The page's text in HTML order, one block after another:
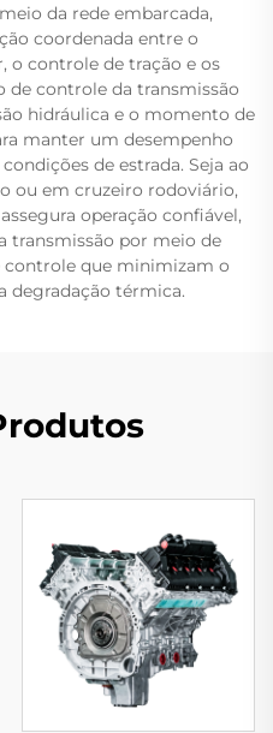
da rede embarcada,
coordenada entre o
controle de tração e os
de controle da transmissão
hidráulica e o momento de
manter um desempenho
de estrada. Seja ao
ou em cruzeiro rodoviário,
operação confiável,
transmissão por meio de
que minimizam o
degradação térmica.